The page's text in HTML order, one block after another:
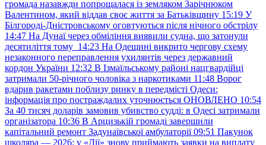
громада назавжди попрощалася із земляком Зарічнюком
Валентином, який віддав своє життя за Батьківщину 15:19 У
Білгороді-Дністровському оговтуються після нічного обстрілу
14:47 На Дунаї через обміління виявили судна, що затонули
десятиліття тому 14:23 На Одещині викрито чергову схему
незаконного переправлення ухилянтів через державний
кордон України 12:32 В Ізмаїльському районі нацгвардійці
затримали 50-річного чоловіка з наркотиками 11:48 Ворог
вдарив ракетами поблизу ринку в передмісті Одеси:
інформація про постраждалих уточнюється ОНОВЛЕНО 10:54
За 40 тисяч доларів замовив убивство судді: в Одесі затримали
організатора 10:36 В Арцизькій громаді завершили
капітальний ремонт Задунаївської амбулаторії 09:51 Пакунок
школяра — 2026: у «Дії» знову приймають заявки на виплату